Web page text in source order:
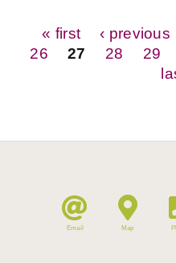
Pages
« first ‹ previous
26
27 28 29
Email Map